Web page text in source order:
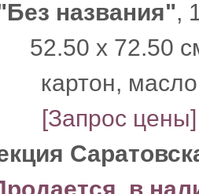
названия",
52.50 x 72.50
картон, масло
[Запрос цены]